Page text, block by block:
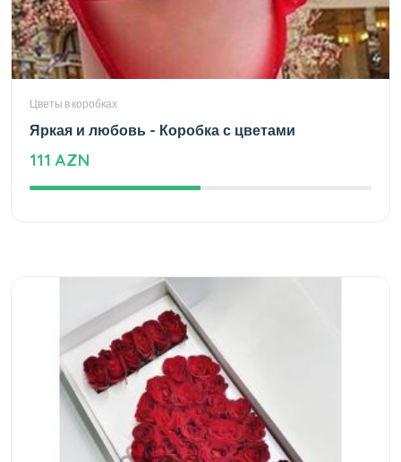
Цветы в коробках
Яркая и любовь - Коробка с цветами
111 AZN